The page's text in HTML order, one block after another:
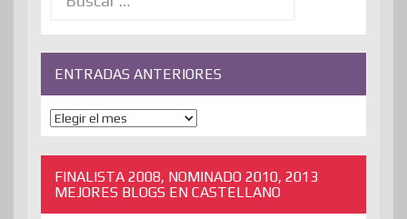
ENTRADAS ANTERIORES
ENTRADAS
ANTERIORES
FINALISTA 2008, NOMINADO 2010, 2013
MEJORES BLOGS EN CASTELLANO